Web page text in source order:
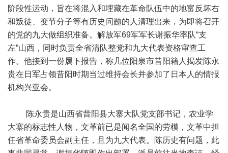
阶段性运动，旨在将混入和埋藏在革命队伍中的地富反坏右
和叛徒、变节分子等有历史问题的人清理出来，为即将召开
的党的九大做组织准备。解放军69军军长谢振华率队“支
左”山西，同时负责全省清队整党和九大代表资格审查工
作。他接到一份属下报告，称几位阳泉市昔阳籍人揭发陈永
贵在日军占领昔阳时期当过维持会长并参加了日本人的情报
机构兴亚会。
陈永贵是山西省昔阳县大寨大队党支部书记，农业学
大寨的标志性人物，文革前已是闻名全国的劳模，文革中担
任省革命委员会副主任，且为九大代表。陈历史有问题，此